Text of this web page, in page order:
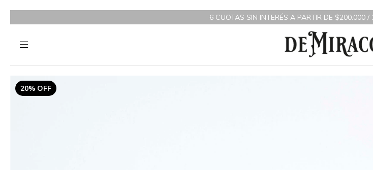
6 CUOTAS SIN INTERÉS A PARTIR DE $200.000 / 3 CUOTAS
20% OFF